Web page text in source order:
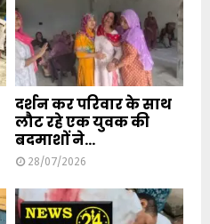
दर्शन कर परिवार के साथ
लौट रहे एक युवक की
बदमाशों ने...
28/07/2026